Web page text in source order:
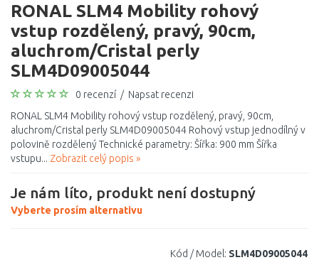
RONAL SLM4 Mobility rohový
vstup rozdělený, pravý, 90cm,
aluchrom/Cristal perly
SLM4D09005044
0 recenzí / Napsat recenzi
RONAL SLM4 Mobility rohový vstup rozdělený, pravý, 90cm,
aluchrom/Cristal perly SLM4D09005044 Rohový vstup jednodílný v
polovině rozdělený Technické parametry: Šířka: 900 mm Šířka
vstupu... Zobrazit celý popis »
Je nám líto, produkt není dostupný
Vyberte prosím alternativu
Kód / Model: SLM4D09005044